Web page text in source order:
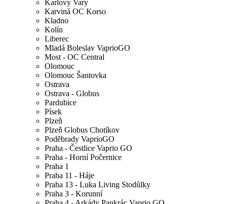
Karlovy Vary
Karviná OC Korso
Kladno
Kolín
Liberec
Mladá Boleslav VaprioGO
Most - OC Central
Olomouc
Olomouc Šantovka
Ostrava
Ostrava - Globus
Pardubice
Písek
Plzeň
Plzeň Globus Chotíkov
Poděbrady VaprioGO
Praha - Čestlice Vaprio GO
Praha - Horní Počernice
Praha 1
Praha 11 - Háje
Praha 13 - Luka Living Stodůlky
Praha 3 - Korunní